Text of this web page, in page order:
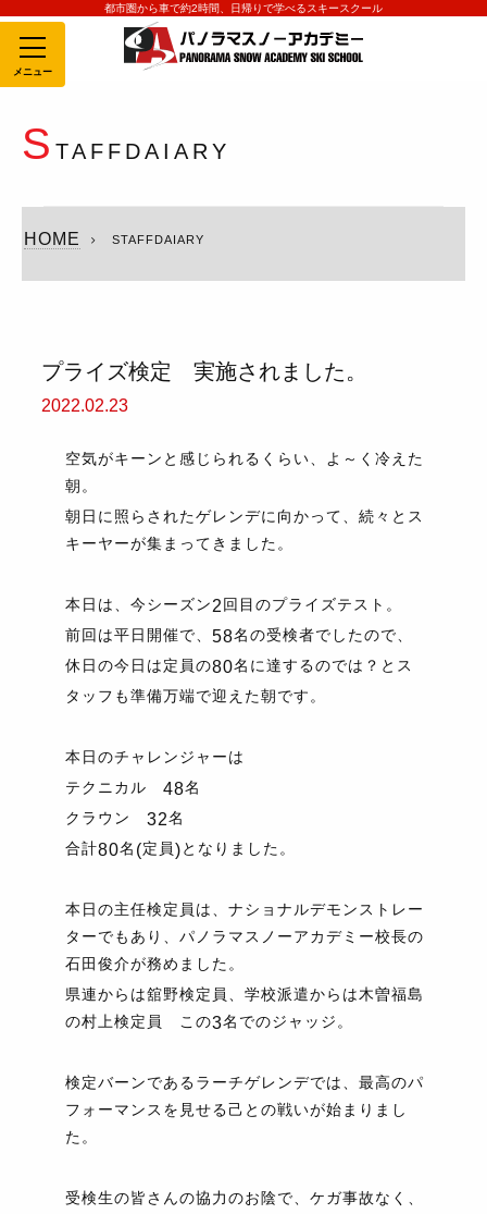
都市圏から車で約2時間、日帰りで学べるスキースクール
MENU
S TAFFDAIARY
HOME STAFFDAIARY
プライズ検定 実施されました。
2022.02.23
空気がキーンと感じられるくらい、よ～く冷えた
朝。
朝日に照らされたゲレンデに向かって、続々とス
キーヤーが集まってきました。
本日は、今シーズン2回目のプライズテスト。
前回は平日開催で、 58名の受検者でしたので、
休日の今日は定員の80名に達するのでは？とス
タッフも準備万端で迎えた朝です。
本日のチャレンジャーは
テクニカル48名
クラウン 32名
合計80名 (定員)となりました。
本日の主任検定員は、ナショナルデモンストレー
ターでもあり、パノラマスノーアカデミー校長の
石田俊介が務めました。
県連からは舘野検定員、学校派遣からは木曽福島
の村上検定員 この3名でのジャッジ。
検定バーンであるラーチゲレンデでは、最高のパ
フォーマンスを見せる己との戦いが始まりまし
た。
受検生の皆さんの協力のお陰で、ケガ事故なく、